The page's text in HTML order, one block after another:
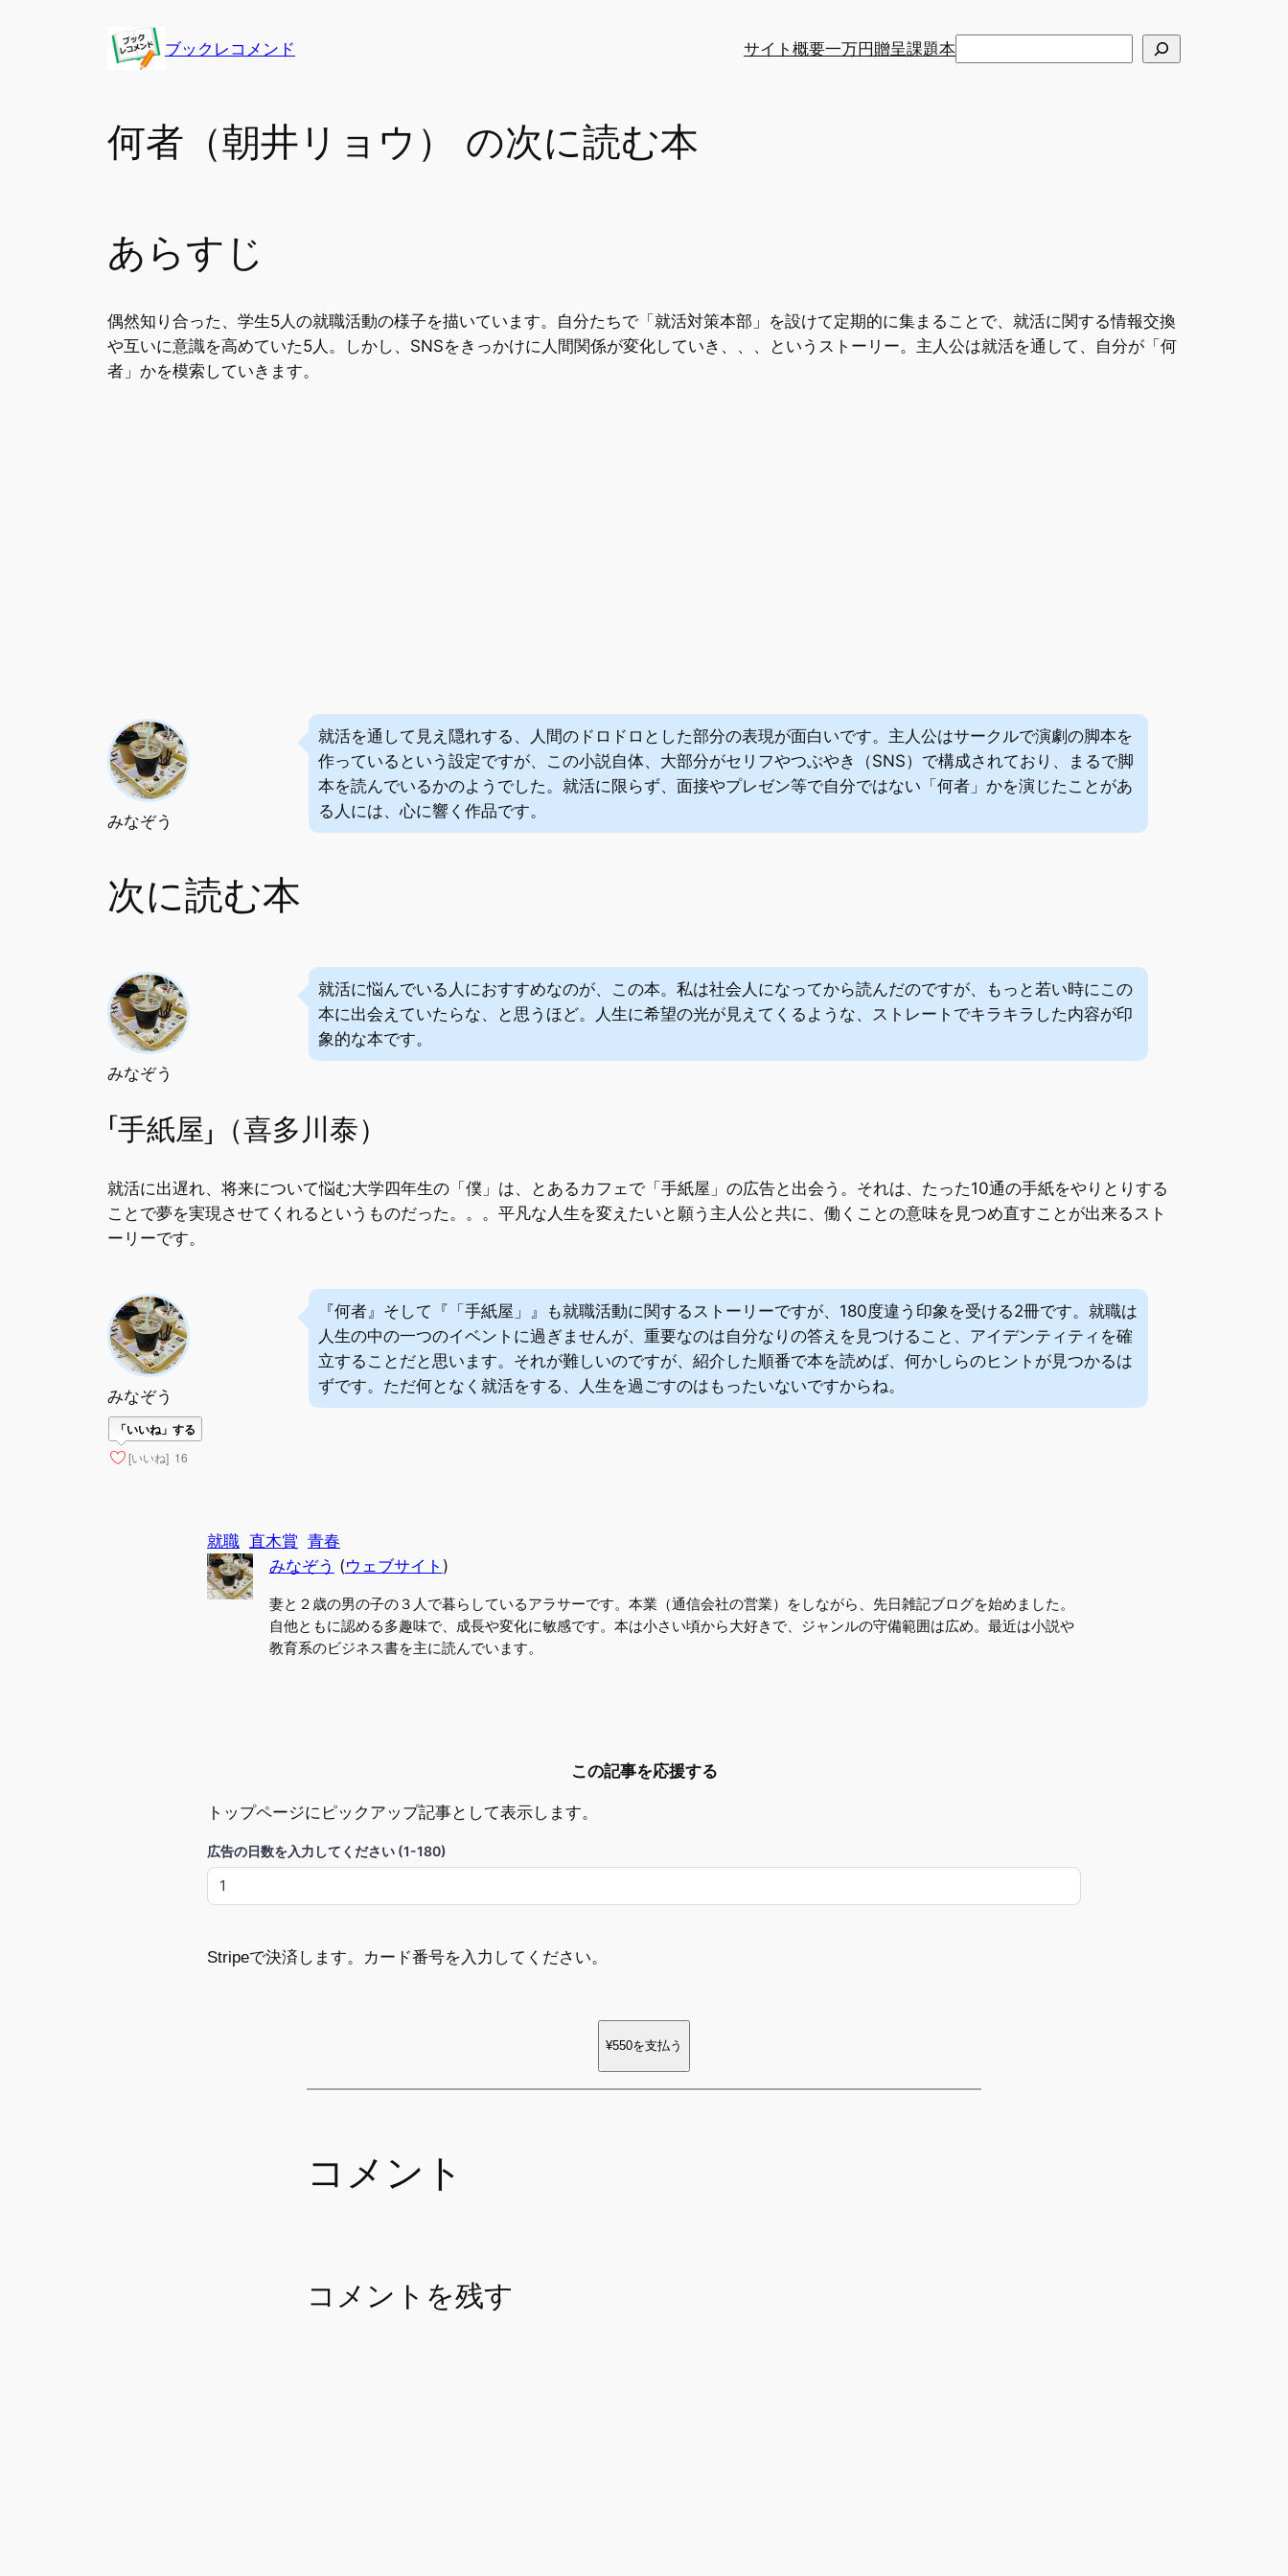
ブックレコメンド サイト概要一万円贈呈課題本
何者（朝井リョウ） の次に読む本
あらすじ
偶然知り合った、学生5人の就職活動の様子を描いています。自分たちで「就活対策本部」を設けて定期的に集まることで、就活に関する情報交換
や互いに意識を高めていた5人。しかし、SNSをきっかけに人間関係が変化していき、、、というストーリー。主人公は就活を通して、自分が「何
者」かを模索していきます。
みなぞう
就活を通して見え隠れする、人間のドロドロとした部分の表現が面白いです。主人公はサークルで演劇の脚本を
作っているという設定ですが、この小説自体、大部分がセリフやつぶやき（SNS）で構成されており、まるで脚
本を読んでいるかのようでした。就活に限らず、面接やプレゼン等で自分ではない「何者」かを演じたことがあ
る人には、心に響く作品です。
次に読む本
みなぞう
就活に悩んでいる人におすすめなのが、この本。私は社会人になってから読んだのですが、もっと若い時にこの
本に出会えていたらな、と思うほど。人生に希望の光が見えてくるような、ストレートでキラキラした内容が印
象的な本です。
「手紙屋」（喜多川泰）
就活に出遅れ、将来について悩む大学四年生の「僕」は、とあるカフェで「手紙屋」の広告と出会う。それは、たった10通の手紙をやりとりする
ことで夢を実現させてくれるというものだった。。。平凡な人生を変えたいと願う主人公と共に、働くことの意味を見つめ直すことが出来るスト
ーリーです。
みなぞう
『何者』そして『「手紙屋」』も就職活動に関するストーリーですが、180度違う印象を受ける2冊です。就職は
人生の中の一つのイベントに過ぎませんが、重要なのは自分なりの答えを見つけること、アイデンティティを確
立することだと思います。それが難しいのですが、紹介した順番で本を読めば、何かしらのヒントが見つかるは
ずです。ただ何となく就活をする、人生を過ごすのはもったいないですからね。
「いいね」する
[いいね] 16
就職 直木賞 青春
みなぞう (ウェブサイト )
妻と２歳の男の子の３人で暮らしているアラサーです。本業（通信会社の営業）をしながら、先日雑記ブログを始めました。
自他ともに認める多趣味で、成長や変化に敏感です。本は小さい頃から大好きで、ジャンルの守備範囲は広め。最近は小説や
教育系のビジネス書を主に読んでいます。
この記事を応援する
トップページにピックアップ記事として表示します。
広告の日数を入力してください (1-180)
Stripeで決済します。カード番号を入力してください。
¥550を支払う
コメント
コメントを残す